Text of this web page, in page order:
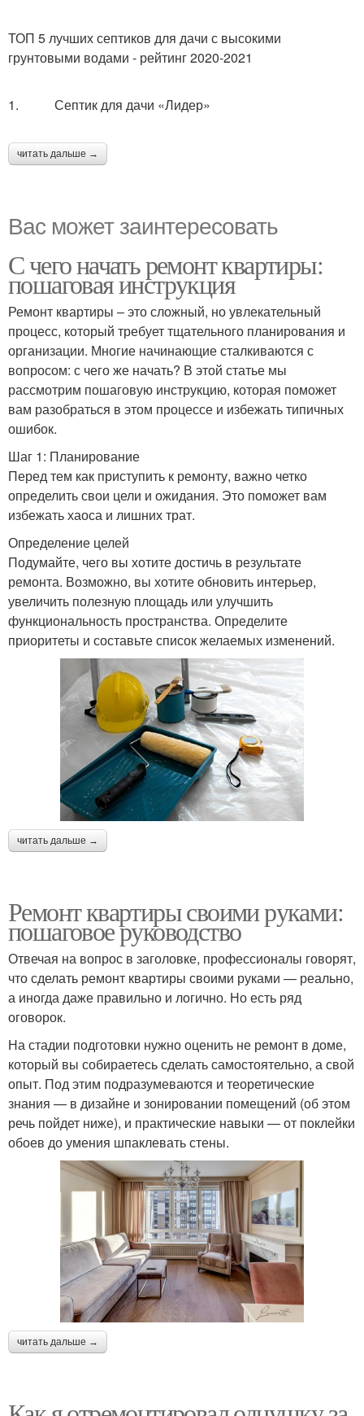
ТОП 5 лучших септиков для дачи с высокими
грунтовыми водами - рейтинг 2020-2021
1. Септик для дачи «Лидер»
читать дальше →
Вас может заинтересовать
С чего начать ремонт квартиры:
пошаговая инструкция
Ремонт квартиры – это сложный, но увлекательный
процесс, который требует тщательного планирования и
организации. Многие начинающие сталкиваются с
вопросом: с чего же начать? В этой статье мы
рассмотрим пошаговую инструкцию, которая поможет
вам разобраться в этом процессе и избежать типичных
ошибок.
Шаг 1: Планирование
Перед тем как приступить к ремонту, важно четко
определить свои цели и ожидания. Это поможет вам
избежать хаоса и лишних трат.
Определение целей
Подумайте, чего вы хотите достичь в результате
ремонта. Возможно, вы хотите обновить интерьер,
увеличить полезную площадь или улучшить
функциональность пространства. Определите
приоритеты и составьте список желаемых изменений.
читать дальше →
Ремонт квартиры своими руками:
пошаговое руководство
Отвечая на вопрос в заголовке, профессионалы говорят,
что сделать ремонт квартиры своими руками — реально,
а иногда даже правильно и логично. Но есть ряд
оговорок.
На стадии подготовки нужно оценить не ремонт в доме,
который вы собираетесь сделать самостоятельно, а свой
опыт. Под этим подразумеваются и теоретические
знания — в дизайне и зонировании помещений (об этом
речь пойдет ниже), и практические навыки — от поклейки
обоев до умения шпаклевать стены.
читать дальше →